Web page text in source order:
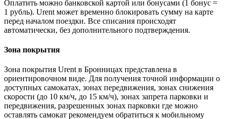
Оплатить можно банковской картой или бонусами (1 бонус =
1 рубль). Urent может временно блокировать сумму на карте
перед началом поездки. Все списания происходят
автоматически, без дополнительного подтверждения.
Зона покрытия
Зона покрытия Urent в Бронницах представлена в
ориентировочном виде. Для получения точной информации о
доступных самокатах, зонах передвижения, зонах снижения
скорости (до 10 км/ч, до 15 км/ч), зонах запрета парковки и
передвижения, разрешенных зонах парковки где можно
оставлять самокат рекомендуем обратиться к мобильному